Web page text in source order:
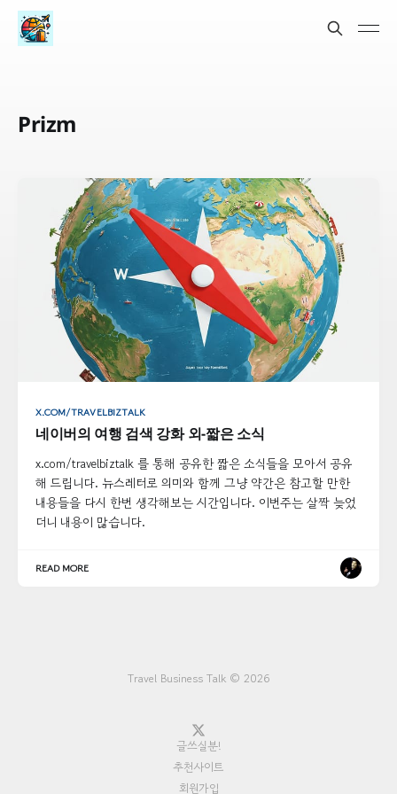
Prizm
X.COM/TRAVELBIZTALK
네이버의 여행 검색 강화 외-짧은 소식
x.com/travelbiztalk 를 통해 공유한 짧은 소식들을 모아서 공유
해 드립니다. 뉴스레터로 의미와 함께 그냥 약간은 참고할 만한
내용들을 다시 한번 생각해보는 시간입니다. 이번주는 살짝 늦었
더니 내용이 많습니다.
READ MORE
Travel Business Talk © 2026
글쓰실분!
추천사이트
회원가입